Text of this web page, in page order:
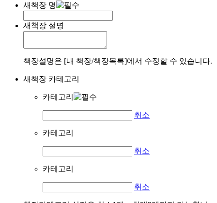
새책장 명
새책장 설명
책장설명은 [내 책장/책장목록]에서 수정할 수 있습니다.
새책장 카테고리
카테고리
취소
카테고리
취소
카테고리
취소